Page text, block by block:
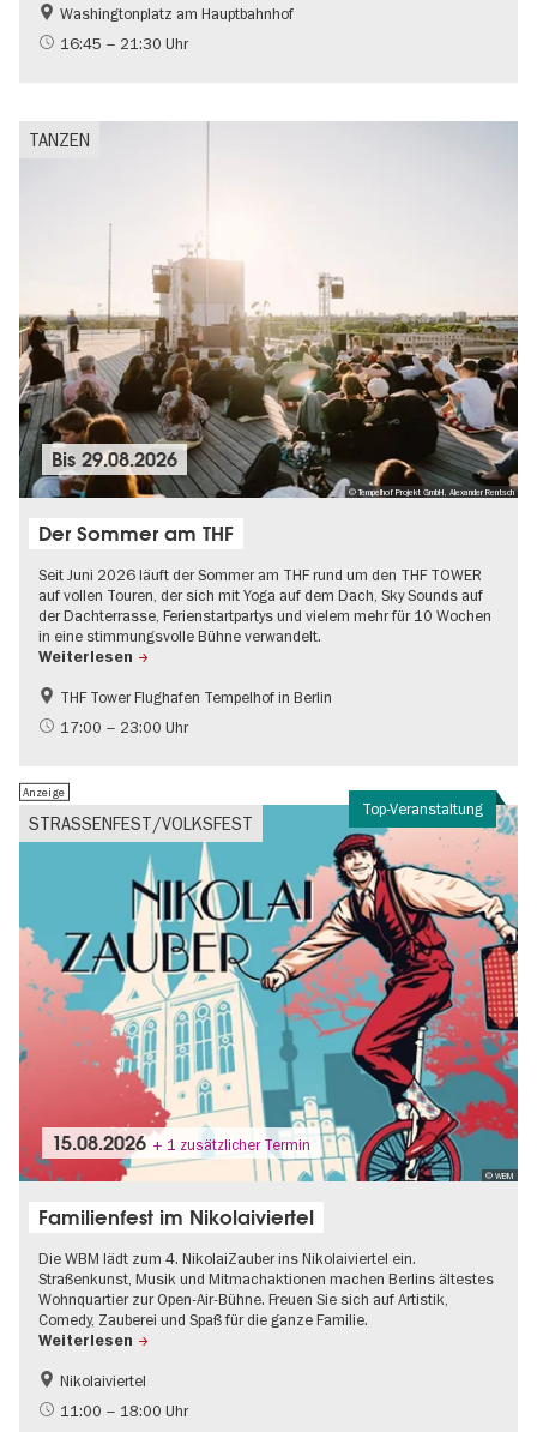
Gratis
International
Washingtonplatz am Hauptbahnhof
16:45 – 21:30 Uhr
TANZEN
© Tempelhof Projekt GmbH, Alexander Rentsch
Bis29.08.2026
Der Sommer am THF
Seit Juni 2026 läuft der Sommer am THF rund um den THF TOWER
auf vollen Touren, der sich mit Yoga auf dem Dach, Sky Sounds auf
der Dachterrasse, Ferienstartpartys und vielem mehr für 10 Wochen
in eine stimmungsvolle Bühne verwandelt.
Weiterlesen
Experimentelle und zeitgenössische Musik
Food
Zeitgenössische Kunst
THF Tower Flughafen Tempelhof in Berlin
17:00 – 23:00 Uhr
Top-Veranstaltung
STRASSENFEST/VOLKSFEST
Anzeige
© WBM
15.08.2026 + 1 zusätzlicher Termin
Familienfest im Nikolaiviertel
Die WBM lädt zum 4. NikolaiZauber ins Nikolaiviertel ein.
Straßenkunst, Musik und Mitmachaktionen machen Berlins ältestes
Wohnquartier zur Open-Air-Bühne. Freuen Sie sich auf Artistik,
Comedy, Zauberei und Spaß für die ganze Familie.
Weiterlesen
Barrierefrei
Food
Nikolaiviertel
11:00 – 18:00 Uhr